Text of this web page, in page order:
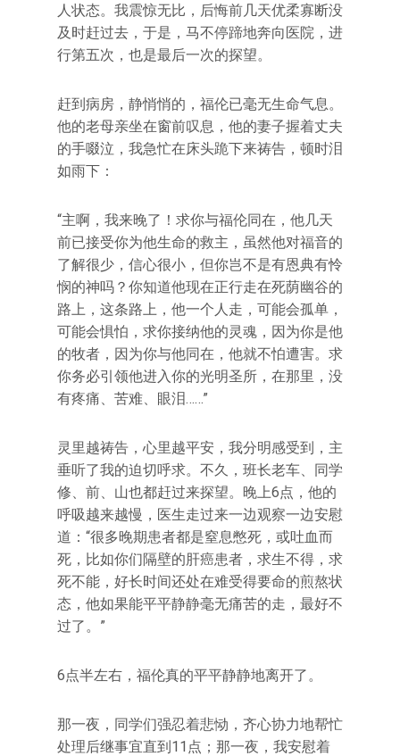
人状态。我震惊无比，后悔前几天优柔寡断没
及时赶过去，于是，马不停蹄地奔向医院，进
行第五次，也是最后一次的探望。
赶到病房，静悄悄的，福伦已毫无生命气息。
他的老母亲坐在窗前叹息，他的妻子握着丈夫
的手啜泣，我急忙在床头跪下来祷告，顿时泪
如雨下：
“主啊，我来晚了！求你与福伦同在，他几天
前已接受你为他生命的救主，虽然他对福音的
了解很少，信心很小，但你岂不是有恩典有怜
悯的神吗？你知道他现在正行走在死荫幽谷的
路上，这条路上，他一个人走，可能会孤单，
可能会惧怕，求你接纳他的灵魂，因为你是他
的牧者，因为你与他同在，他就不怕遭害。求
你务必引领他进入你的光明圣所，在那里，没
有疼痛、苦难、眼泪……”
灵里越祷告，心里越平安，我分明感受到，主
垂听了我的迫切呼求。不久，班长老车、同学
修、前、山也都赶过来探望。晚上6点，他的
呼吸越来越慢，医生走过来一边观察一边安慰
道：“很多晚期患者都是窒息憋死，或吐血而
死，比如你们隔壁的肝癌患者，求生不得，求
死不能，好长时间还处在难受得要命的煎熬状
态，他如果能平平静静毫无痛苦的走，最好不
过了。”
6点半左右，福伦真的平平静静地离开了。
那一夜，同学们强忍着悲恸，齐心协力地帮忙
处理后继事宜直到11点；那一夜，我安慰着